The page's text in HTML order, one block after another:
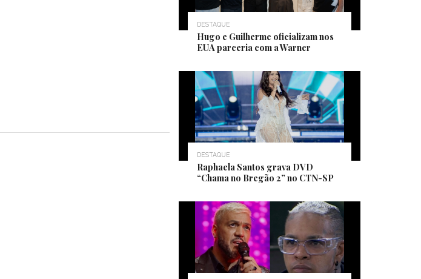
DESTAQUE
Hugo e Guilherme oficializam nos
EUA parceria com a Warner
DESTAQUE
Raphaela Santos grava DVD
“Chama no Bregão 2” no CTN-SP